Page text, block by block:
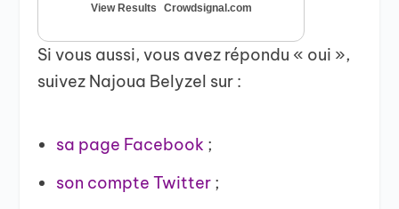
View Results Crowdsignal.com
Si vous aussi, vous avez répondu « oui »,
suivez Najoua Belyzel sur :
sa page Facebook ;
son compte Twitter;